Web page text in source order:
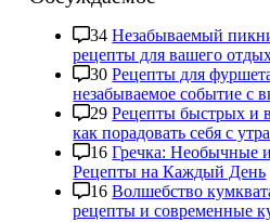
34 Незабываемый
рецепты для вашего
30 Рецепты для
незабываемое событие с
29 Рецепты быстрых и
как порадовать себя с утра
16 Гречка: Необычные
Рецепты на Каждый День
16 Волшебство
рецепты и современные